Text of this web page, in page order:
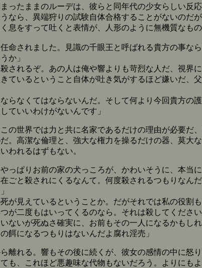
ったままのルーデは、彼らと同年代の少女らしい反応
なら、異端狩りの試験自体合格することがないのだ
息をすって吐くと表情が、人形のように無機質なもの
命されました。見識の千眼王と呼ばれる貴方の事な
か」
されるぞ。あの人は俺や響よりも苛烈な人だ、視界
ているということ自体が吐き気がするほど嫌いだ、
らなくてはならないんだ。そして何より今回貴方の
ていいわけがないんです」
の世界では力と共に名家であるだけの理由が必要だ
。高潔な倫理と、強大な権力を操るだけの器、莫大
われるはずもない。
っぱりお前の家の犬っころが、かわいそうに、本当
ごと殺されにくるなんて。何度殺されるつもりなん
が見えているということか。だがそれでは私の役割
が二度もはいってくるのなら。それは殺してくださ
ないが死ぬさ確実に、お前もその一人になるかもし
餌になるつもりはないんだよ腐れ淫売」
離れる。響もその後に続くが、彼女の感情の中に怒
も、これほど悪趣味な代物もないだろう。よりにも